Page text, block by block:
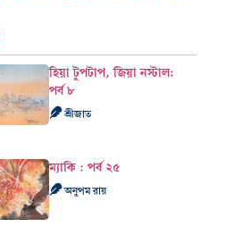
হিয়া টুপটাপ, জিয়া নস্টাল:
পর্ব ৮
শ্রীজাত
ম্যাকি : পর্ব ২৫
অনুপম রায়